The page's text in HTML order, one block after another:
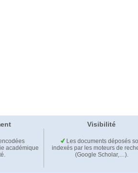
Visibilité
académique
Les documents déposés
indexés par les moteurs de
(Google Scholar,…).